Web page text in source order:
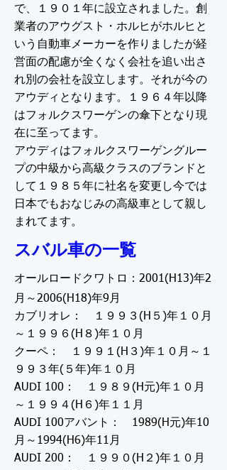
で、１９０１年に設立されました。創
業者のアウグスト・ホルヒがホルヒと
いう自動車メーカーを作りましたが経
営面の配慮が全くなく会社を追い出さ
れ別の会社を設立します。それが今の
アウディとなります。１９６４年以降
はフォルクスワーゲンの傘下となり現
在に至ってます。
アウディはフォルクスワーゲングルー
プの中級から高級クラスのブランドと
して１９８５年に社名を変更し今では
日本でもおなじみの高級車として親し
まれてます。
スバル車の一覧
オールロードクワトロ：2001(H13)年2
月～2006(H18)年9月
カブリオレ： １９９３(H５)年１０月
～１９９６(H８)年１０月
クーペ： １９９１(H３)年１０月～１
９９３年(５年)年１０月
AUDI 100： １９８９(H元)年１０月
～１９９４(H６)年１１月
AUDI 100アバント： 1989(H元)年10
月～1994(H6)年11月
AUDI 200： １９９０(H２)年１０月